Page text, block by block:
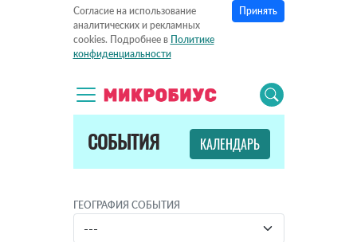
Согласие на использование
аналитических и рекламных
cookies. Подробнее в Политике
конфиденциальности
Принять
СОБЫТИЯ КАЛЕНДАРЬ
ГЕОГРАФИЯ СОБЫТИЯ